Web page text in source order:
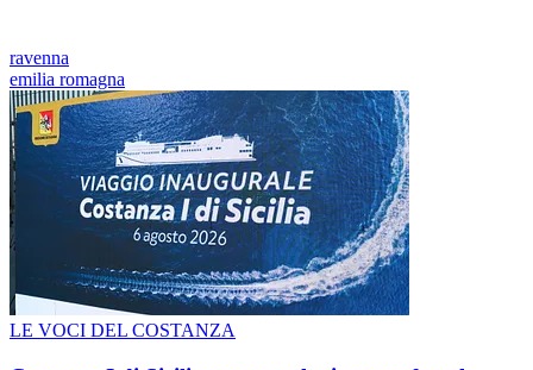
ravenna
emilia romagna
LE VOCI DEL COSTANZA